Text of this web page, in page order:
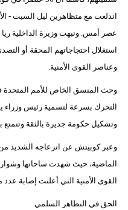
اندلعت مع متظاهرين ليل السبت -
عصر أمس. ونبهت وزيرة الداخلية
استغلال احتجاجاتهم المحقة أو
وعناصر القوى الأمنية.
وحث المنسق الخاص للأمم المتحدة
التحرك بسرعة لتسمية رئيس وزراء
وتشكيل حكومة جديرة بالثقة وتتمتع
وعبر كوبيتش عن انزعاجه الشديد
الماضية، حيث شهدت ساحاتها
القوى الأمنية التي أعلنت إصابة
الحق في التظاهر السلمي